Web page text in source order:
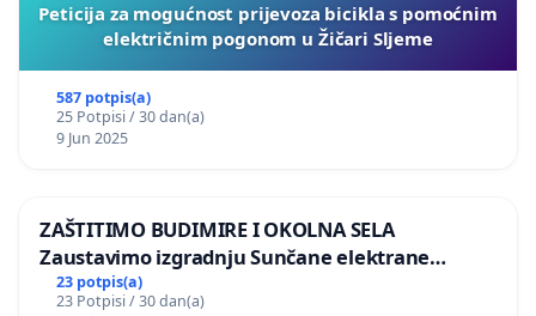
Peticija za mogućnost prijevoza bicikla s pomoćnim
električnim pogonom u Žičari Sljeme
587 potpis(a)
25 Potpisi / 30 dan(a)
9 Jun 2025
ZAŠTITIMO BUDIMIRE I OKOLNA SELA
Zaustavimo izgradnju Sunčane elektrane
Vedrine na području Ugljana
23 potpis(a)
23 Potpisi / 30 dan(a)